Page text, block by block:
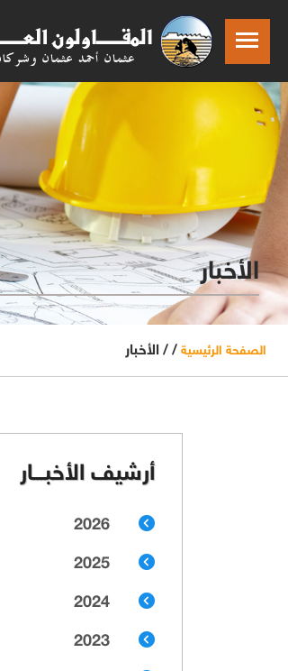
الأخبار
الصفحة الرئيسية / / الأخبار
أرشيف الأخبـــار
2026
2025
2024
2023